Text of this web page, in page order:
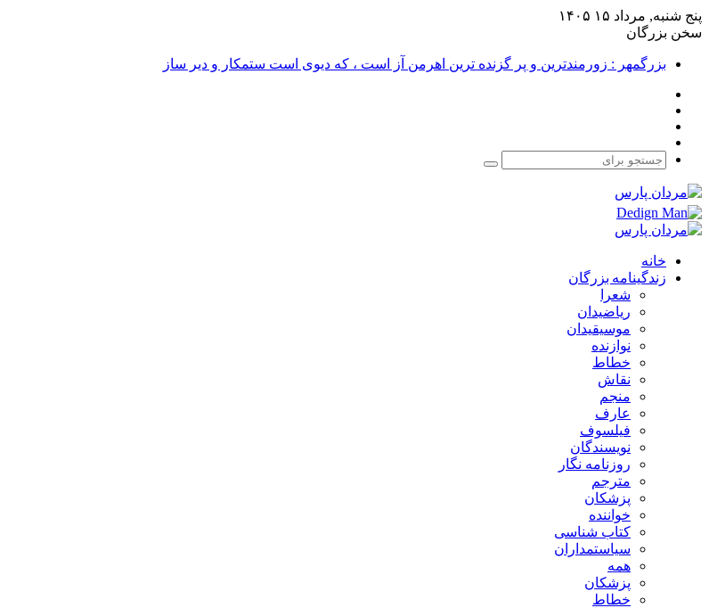
پنج شنبه, مرداد ۱۵ ۱۴۰۵
سخن بزرگان
بزرگمهر : زورمندترین و پر گزنده ترین اهرمن آز است ، که دیوی است ستمکار و دیر ساز
جستجو
خانه
زندگینامه بزرگان
شعرا
ریاضیدان
موسیقیدان
نوازنده
خطاط
نقاش
منجم
عارف
فیلسوف
نویسندگان
روزنامه نگار
مترجم
پزشکان
خواننده
کتاب شناسی
سیاستمداران
همه
پزشکان
خطاط